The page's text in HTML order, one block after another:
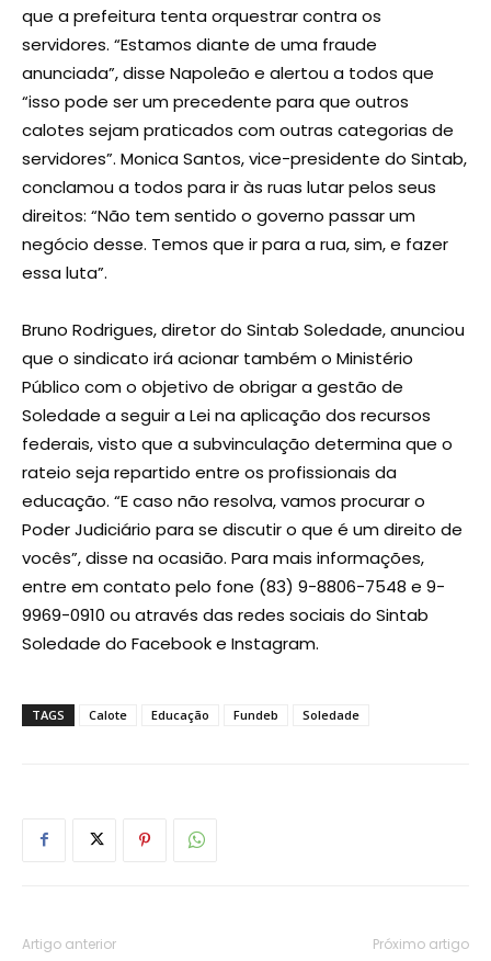
que a prefeitura tenta orquestrar contra os
servidores. “Estamos diante de uma fraude
anunciada”, disse Napoleão e alertou a todos que
“isso pode ser um precedente para que outros
calotes sejam praticados com outras categorias de
servidores”. Monica Santos, vice-presidente do Sintab,
conclamou a todos para ir às ruas lutar pelos seus
direitos: “Não tem sentido o governo passar um
negócio desse. Temos que ir para a rua, sim, e fazer
essa luta”.
Bruno Rodrigues, diretor do Sintab Soledade, anunciou
que o sindicato irá acionar também o Ministério
Público com o objetivo de obrigar a gestão de
Soledade a seguir a Lei na aplicação dos recursos
federais, visto que a subvinculação determina que o
rateio seja repartido entre os profissionais da
educação. “E caso não resolva, vamos procurar o
Poder Judiciário para se discutir o que é um direito de
vocês”, disse na ocasião. Para mais informações,
entre em contato pelo fone (83) 9-8806-7548 e 9-
9969-0910 ou através das redes sociais do Sintab
Soledade do Facebook e Instagram.
TAGS Calote Educação Fundeb Soledade
Artigo anterior Próximo artigo